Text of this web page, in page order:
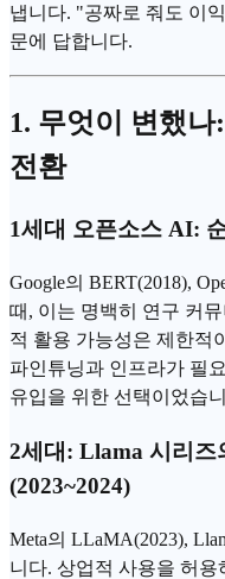
냅니다. "공짜로 줘도 이
문에 답합니다.
1. 무엇이 변했
전환
1세대 오픈소스 AI:
Google의 BERT(2018),
때, 이는 명백히 연구 커
적 활용 가능성은 제한적
파인튜닝과 인프라가 필
유입을 위한 선택이었습
2세대: Llama 시리
(2023~2024)
Meta의 LLaMA(2023),
니다. 상업적 사용을 허